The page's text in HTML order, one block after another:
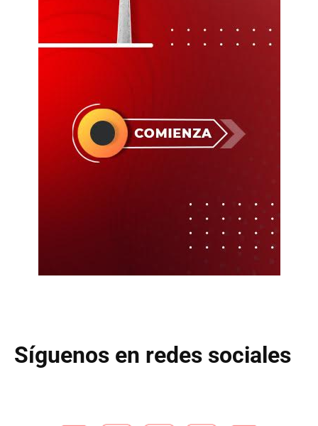
Síguenos en redes sociales